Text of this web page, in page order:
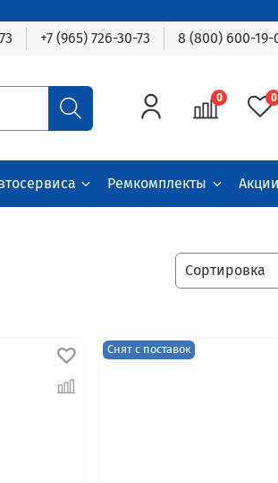
+7 (965) 726-30-73 8 (800) 600-19-
0 0
Ремкомплекты Акции
Снят с поставок